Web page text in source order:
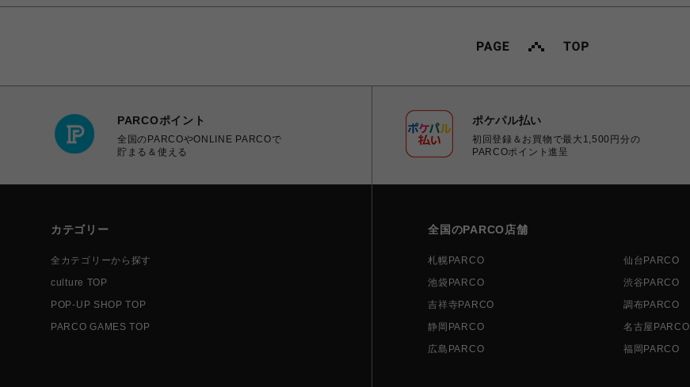
PARCOポイント
全国のPARCOやONLINE PARCOで
貯まる＆使える
ポケパル払い
初回登録＆お買物で最大1,500円分の
PARCOポイント進呈
カテゴリー
全カテゴリーから探す
culture TOP
POP-UP SHOP TOP
PARCO GAMES TOP
全国のPARCO店舗
札幌PARCO 仙台PARCO
池袋PARCO
渋谷PARCO
吉祥寺PARCO
調布PARCO
静岡PARCO
名古屋PARCO
広島PARCO
福岡PARCO